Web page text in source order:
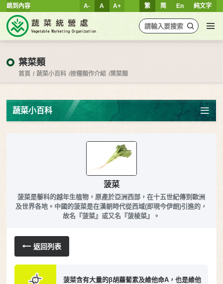
跳到內容 繁 简 En 純文字
A- A A+
葉菜類
首頁 蔬菜小百科 按種類作介紹 葉菜類
蔬菜小百科
菠菜
菠菜是藜科的越年生植物，原產於亞洲西部，在十五世紀傳到歐洲
及世界各地。中國的菠菜是在漢朝時代從西域(即現今伊朗)引進的，
故名『菠菜』或又名『菠棱菜』。
返回列表
菠菜含有大量的β胡蘿蔔素及維他命A，也是維他